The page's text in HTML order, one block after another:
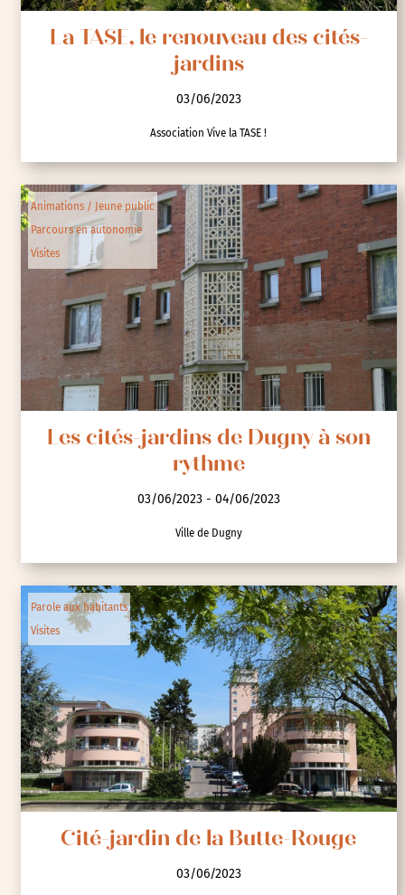
La TASE, le renouveau des cités-
jardins
03/06/2023
Association Vive la TASE !
Animations / Jeune public
Parcours en autonomie
Visites
Les cités-jardins de Dugny à son
rythme
03/06/2023 - 04/06/2023
Ville de Dugny
Parole aux habitants
Visites
Cité-jardin de la Butte-Rouge
03/06/2023